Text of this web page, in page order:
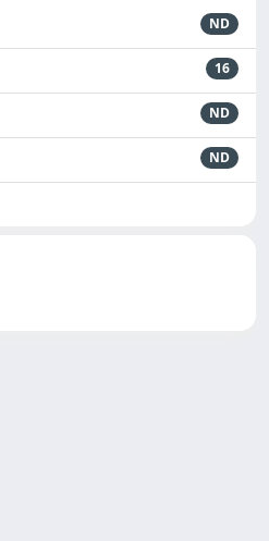
ND
16
ND
ND